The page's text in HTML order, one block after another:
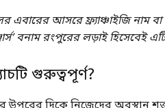
এবারের আসরে ফ্র্যাঞ্চাইজি নাম
বনাম রংপুরের লড়াই হিসেবেই
গুরুত্বপূর্ণ?